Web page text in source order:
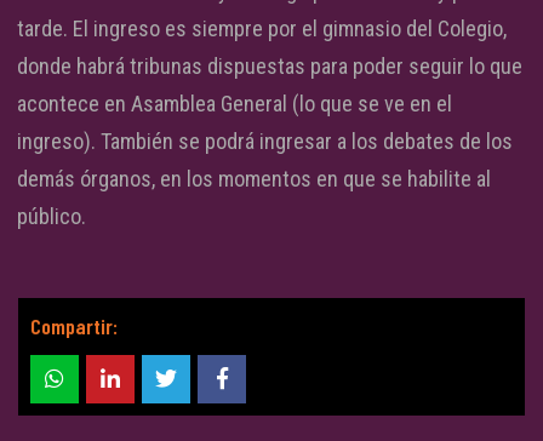
tarde. El ingreso es siempre por el gimnasio del Colegio,
donde habrá tribunas dispuestas para poder seguir lo que
acontece en Asamblea General (lo que se ve en el
ingreso). También se podrá ingresar a los debates de los
demás órganos, en los momentos en que se habilite al
público.
Compartir: